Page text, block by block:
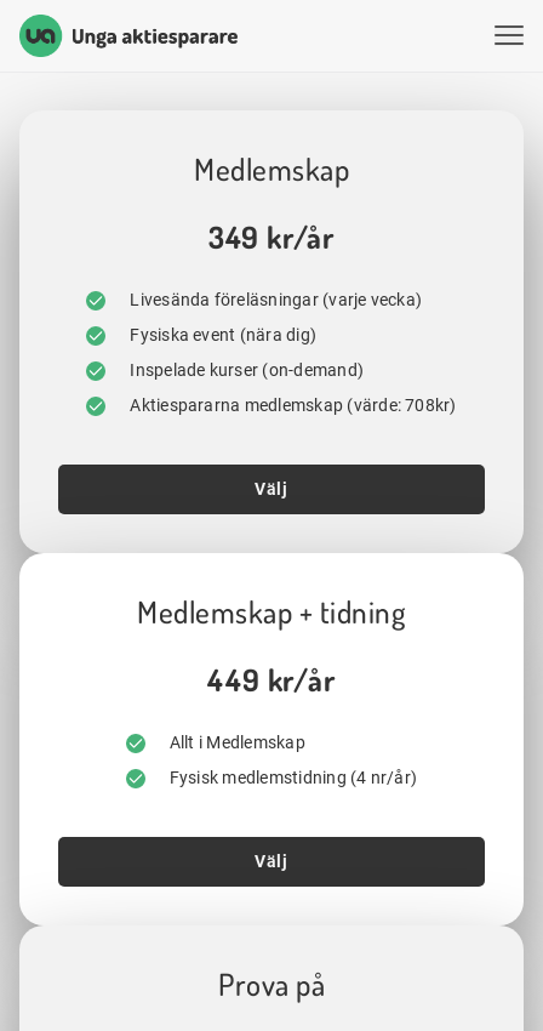
Unga Aktiesparare
Medlemskap
349 kr/år
Livesända föreläsningar (varje vecka)
Fysiska event (nära dig)
Inspelade kurser (on-demand)
Aktiespararna medlemskap (värde: 708kr)
Välj
Medlemskap + tidning
449 kr/år
Allt i Medlemskap
Fysisk medlemstidning (4 nr/år)
Välj
Prova på